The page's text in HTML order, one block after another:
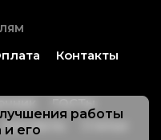
Контакты
Контакты
работы
и его